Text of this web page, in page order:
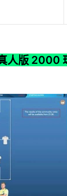
戲真人版 2000
人版 2000